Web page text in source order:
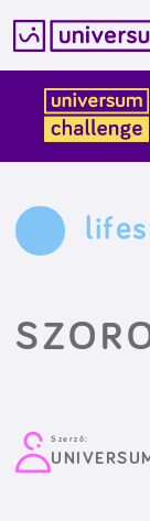
tartalomba
Szerző: